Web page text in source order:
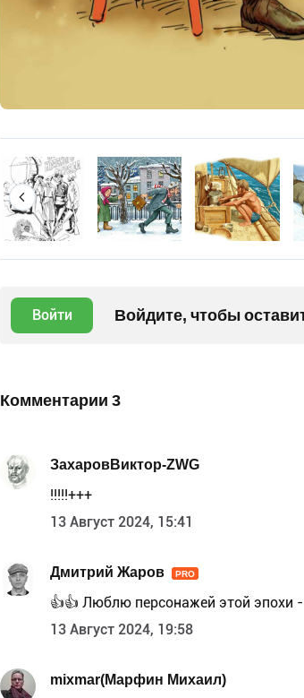
Войти Войдите, чтобы
Комментарии 3
ЗахаровВиктор-ZWG
!!!!!+++
13 Август 2024, 15:41
Дмитрий Жаров PRO
👍👍 Люблю персонажей этой эпохи
13 Август 2024, 19:58
mixmar(Марфин Михаил)